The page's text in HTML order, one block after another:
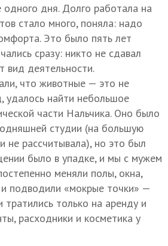
дня. Долго работала на
стало много, поняла: надо
Это было пять лет
сразу: никто не сдавал
вид деятельности.
что животные — это не
удалось найти небольшое
части Нальчика. Оно было
студии (на большую
не рассчитывала), но это был
было в упадке, и мы с мужем
меняли полы, окна,
подводили «мокрые точки» —
тратились только на аренду и
расходники и косметика у